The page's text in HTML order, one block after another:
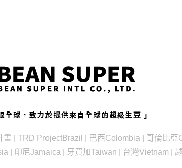
畫 | TRD ProjectBrazil | 巴西Colombia | 哥倫比亞
| 印尼Jamaica | 牙買加Taiwan | 台灣Vietnam |